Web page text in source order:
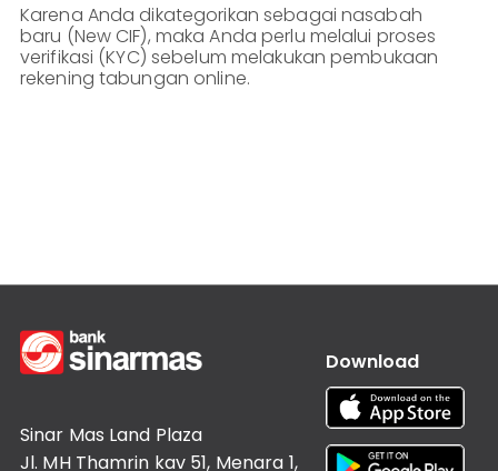
Information
Investor
Relations
Karena Anda dikategorikan sebagai nasabah
baru (New CIF), maka Anda perlu melalui proses
verifikasi (KYC) sebelum melakukan pembukaan
rekening tabungan online.
Sinar Mas Land Plaza
Jl. MH Thamrin kav 51, Menara 1,
Download